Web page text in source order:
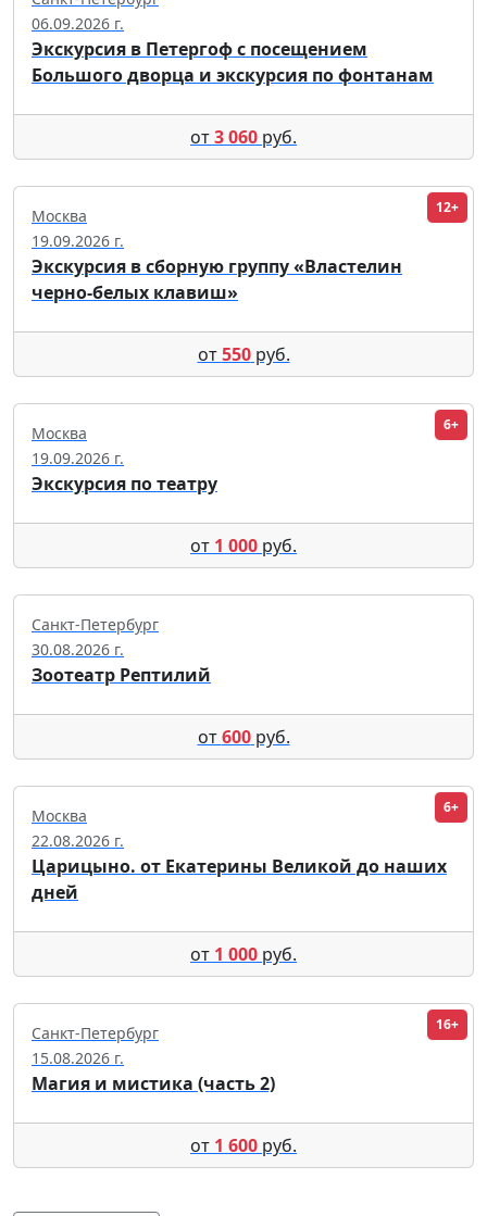
06.09.2026 г.
Экскурсия в Петергоф с посещением
Большого дворца и экскурсия по фонтанам
от3 060 руб.
12+
Москва
19.09.2026 г.
Экскурсия в сборную группу «Властелин
черно-белых клавиш»
от550руб.
6+
Москва
19.09.2026 г.
Экскурсия по театру
от 1 000 руб.
Санкт-Петербург
30.08.2026 г.
Зоотеатр Рептилий
от600руб.
6+
Москва
22.08.2026 г.
Царицыно. от Екатерины Великой до наших
дней
от 1 000 руб.
16+
Санкт-Петербург
15.08.2026 г.
Магия и мистика (часть 2)
от 1 600 руб.